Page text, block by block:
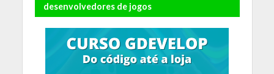
desenvolvedores de jogos